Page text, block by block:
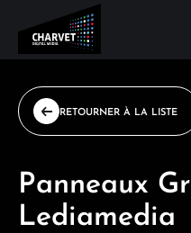
RETOURNER À LA LISTE
Panneaux
Lediamedia